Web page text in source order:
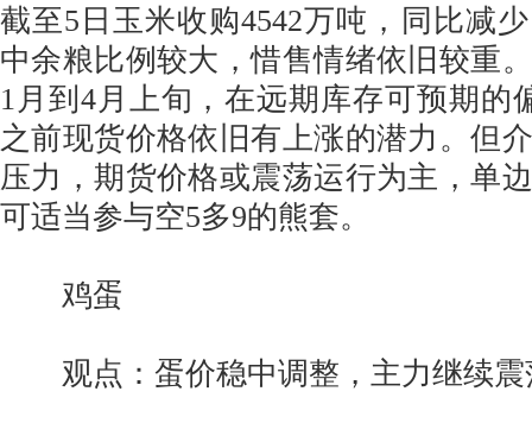
截至5日玉米收购4542万吨，同比减
中余粮比例较大，惜售情绪依旧较重
1月到4月上旬，在远期库存可预期的
之前现货价格依旧有上涨的潜力。但
压力，期货价格或震荡运行为主，单
可适当参与空5多9的熊套。
鸡蛋
观点：蛋价稳中调整，主力继续震